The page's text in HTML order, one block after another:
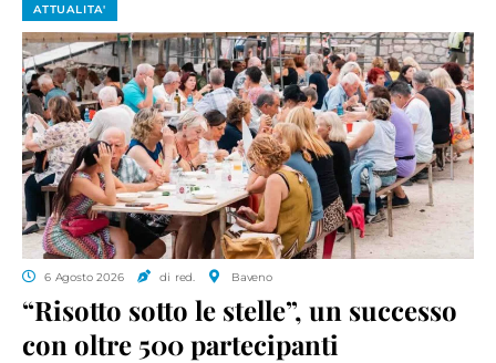
ATTUALITA'
6 Agosto 2026 di red. Baveno
“Risotto sotto le stelle”, un successo
con oltre 500 partecipanti